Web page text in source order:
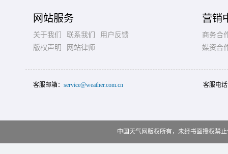
网站服务
关于我们 联系我们
用户反馈
版权声明
网站律师
营销
商务合
媒资合
客服邮箱： service@weather.com.cn 客服电
中国天气网版权所有，未经书面授权